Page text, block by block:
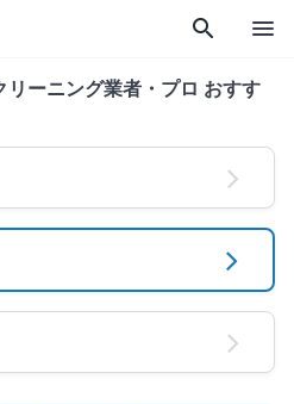
search menu
ーニング業者・プロ おすす